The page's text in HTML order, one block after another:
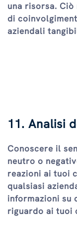
una risorsa.
di
aziendali
11. Analisi
Conoscere il
neutro o
reazioni ai tuoi
qualsiasi
informazioni su
riguardo ai tuoi